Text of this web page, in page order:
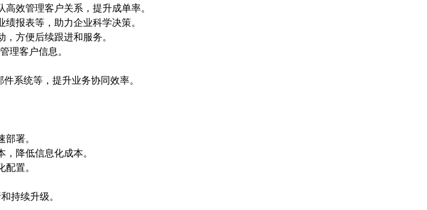
效管理客户关系，提升成单率。
报表等，助力企业科学决策。
，方便后续跟进和服务。
理客户信息。
系统等，提升业务协同效率。
署。
降低信息化成本。
置。
持续升级。